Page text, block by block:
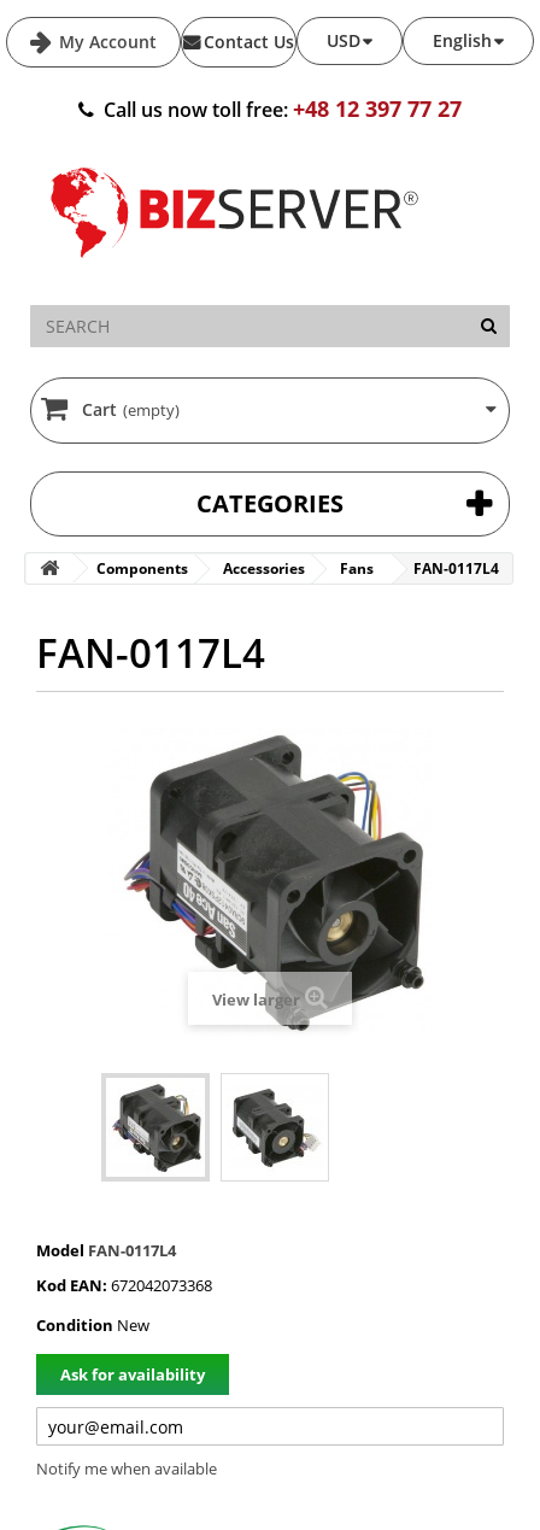
My Account English
USD
Contact Us
Call us now toll free:+48 12 397 77 27
Cart (empty)
CATEGORIES
Components Accessories Fans FAN-0117L4
FAN-0117L4
View larger
Model FAN-0117L4
Kod EAN: 672042073368
Condition New
Ask for availability
Notify me when available